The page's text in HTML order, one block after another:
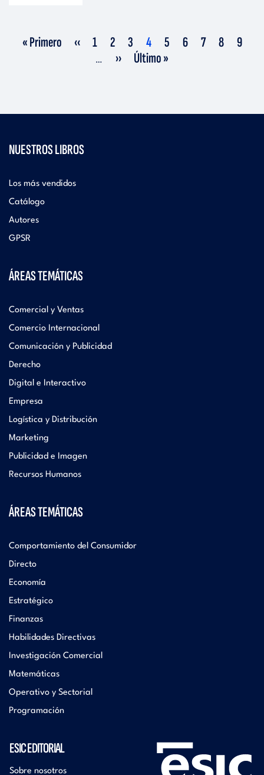
Primera
página
« Primero Página
anterior
‹‹ Página
1 Página
2 Página
3 Página
actual
4 Página
5 Página
6 Página
7 Página
8 Página
9
… Siguiente
página
›› Última
página
Último »
NUESTROS LIBROS
Los más vendidos
Catálogo
Autores
GPSR
ÁREAS TEMÁTICAS
Comercial y Ventas
Comercio Internacional
Comunicación y Publicidad
Derecho
Digital e Interactivo
Empresa
Logística y Distribución
Marketing
Publicidad e Imagen
Recursos Humanos
ÁREAS TEMÁTICAS
Comportamiento del Consumidor
Directo
Economía
Estratégico
Finanzas
Habilidades Directivas
Investigación Comercial
Matemáticas
Operativo y Sectorial
Programación
ESIC EDITORIAL
Sobre nosotros